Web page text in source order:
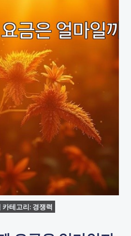
테고리: 경쟁력